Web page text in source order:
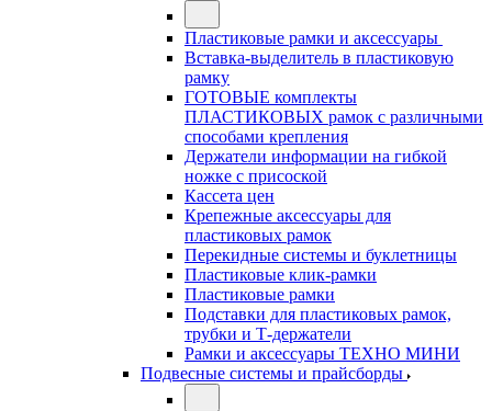
Пластиковые рамки и аксессуары
Вставка-выделитель в пластиковую
рамку
ГОТОВЫЕ комплекты
ПЛАСТИКОВЫХ рамок с различными
способами крепления
Держатели информации на гибкой
ножке с присоской
Кассета цен
Крепежные аксессуары для
пластиковых рамок
Перекидные системы и буклетницы
Пластиковые клик-рамки
Пластиковые рамки
Подставки для пластиковых рамок,
трубки и Т-держатели
Рамки и аксессуары ТЕХНО МИНИ
Подвесные системы и прайсборды